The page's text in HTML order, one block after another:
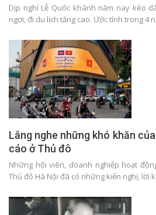
Dịp nghỉ Lễ Quốc khánh năm nay kéo
ngơi, đi du lịch tăng cao. Ước tính trong 4
Lắng nghe những khó khăn
cáo ở Thủ đô
Những hội viên, doanh nghiệp hoạt
Thủ đô Hà Nội đã có những kiến nghị, lời